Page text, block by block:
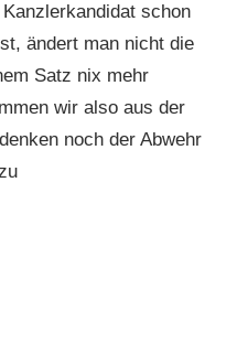
schon
ändert man nicht die
Satz nix mehr
wir also aus der
noch der Abwehr